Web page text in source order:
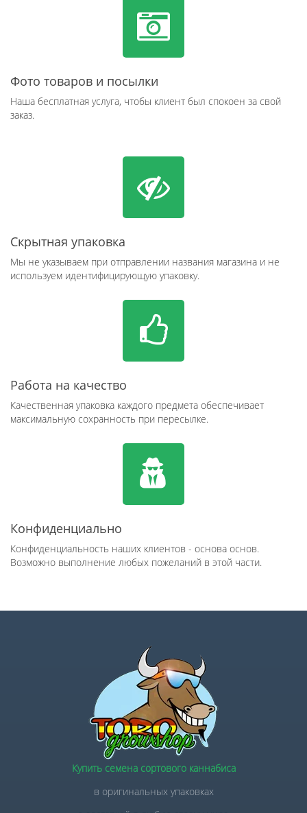
Фото товаров и посылки
Наша бесплатная услуга, чтобы клиент был спокоен за свой
заказ.
Скрытная упаковка
Мы не указываем при отправлении названия магазина и не
используем идентифицирующую упаковку.
Работа на качество
Качественная упаковка каждого предмета обеспечивает
максимальную сохранность при пересылке.
Конфиденциально
Конфиденциальность наших клиентов - основа основ.
Возможно выполнение любых пожеланий в этой части.
Купить семена сортового каннабиса
в оригинальных упаковках